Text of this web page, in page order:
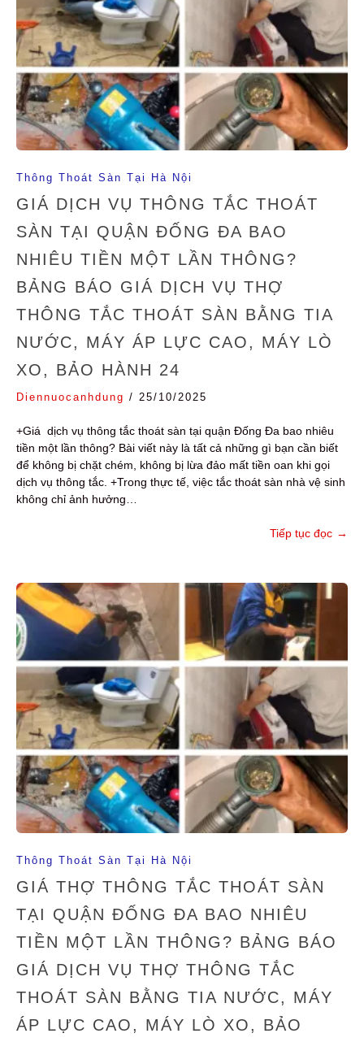
Thông Thoát Sàn Tại Hà Nội
GIÁ DỊCH VỤ THÔNG TẮC THOÁT
SÀN TẠI QUẬN ĐỐNG ĐA BAO
NHIÊU TIỀN MỘT LẦN THÔNG?
BẢNG BÁO GIÁ DỊCH VỤ THỢ
THÔNG TẮC THOÁT SÀN BẰNG TIA
NƯỚC, MÁY ÁP LỰC CAO, MÁY LÒ
XO, BẢO HÀNH 24
Diennuocanhdung / 25/10/2025
+Giá dịch vụ thông tắc thoát sàn tại quận Đống Đa bao nhiêu
tiền một lần thông? Bài viết này là tất cả những gì bạn cần biết
để không bị chặt chém, không bị lừa đảo mất tiền oan khi gọi
dịch vụ thông tắc. +Trong thực tế, việc tắc thoát sàn nhà vệ sinh
không chỉ ảnh hưởng…
Tiếp tục đọc →
Thông Thoát Sàn Tại Hà Nội
GIÁ THỢ THÔNG TẮC THOÁT SÀN
TẠI QUẬN ĐỐNG ĐA BAO NHIÊU
TIỀN MỘT LẦN THÔNG? BẢNG BÁO
GIÁ DỊCH VỤ THỢ THÔNG TẮC
THOÁT SÀN BẰNG TIA NƯỚC, MÁY
ÁP LỰC CAO, MÁY LÒ XO, BẢO